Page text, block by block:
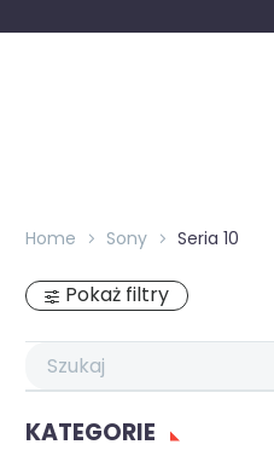
Home Sony Seria 10
Pokaż filtry
KATEGORIE